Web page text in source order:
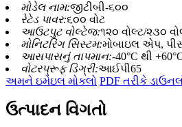
મોડેલ નામ:જીટીબી-૬૦૦
રેટેડ પાવર:૬૦૦ વોટ
આઉટપુટ વોલ્ટેજ:૧૨૦ વોલ્ટ/૨૩૦
મોનિટરિંગ સિસ્ટમ:મોબાઇલ એપ,
આસપાસનું તાપમાન:-40°C થી
વોટરપ્રૂફ ડિગ્રી:આઈપી65
અમને ઇમેઇલ મોકલો PDF તરીકે
ઉત્પાદન વિગતો